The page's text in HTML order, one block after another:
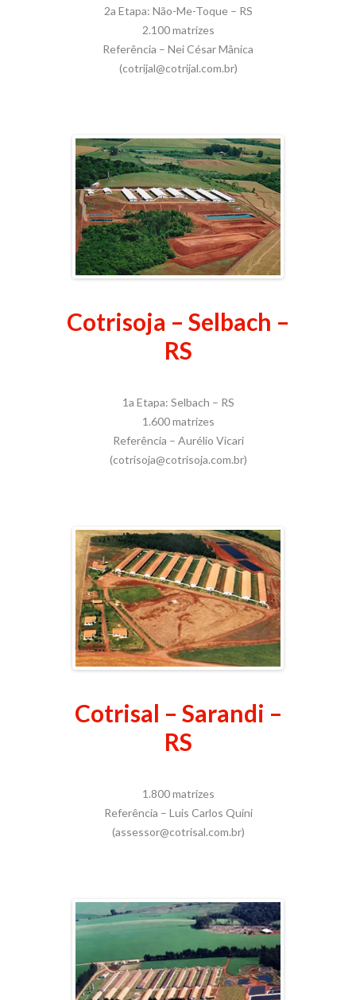
2a Etapa: Não-Me-Toque – RS
2.100 matrizes
Referência – Nei César Mânica
(cotrijal@cotrijal.com.br)
Cotrisoja – Selbach –
RS
1a Etapa: Selbach – RS
1.600 matrizes
Referência – Aurélio Vicari
(cotrisoja@cotrisoja.com.br)
Cotrisal – Sarandi –
RS
1.800 matrizes
Referência – Luis Carlos Quini
(assessor@cotrisal.com.br)